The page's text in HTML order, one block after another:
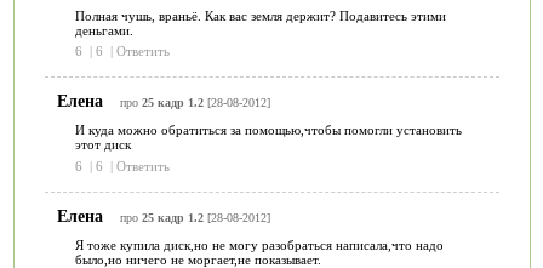
Полная чушь, враньё. Как вас земля держит? Подавитесь этими
деньгами.
6
| 6 | Ответить
Елена про 25 кадр 1.2[28-08-2012]
И куда можно обратиться за помощью,чтобы помогли установить
этот диск
6
| 6 | Ответить
Елена про 25 кадр 1.2[28-08-2012]
Я тоже купила диск,но не могу разобраться написала,что надо
было,но ничего не моргает,не показывает.